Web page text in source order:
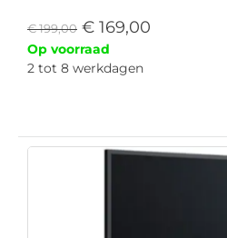
€199,00 € 169,00
Op voorraad
2 tot 8 werkdagen